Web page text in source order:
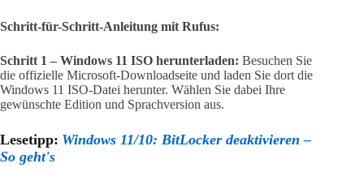
Schritt-für-Schritt-Anleitung mit Rufus:
Schritt 1 – Windows 11 ISO herunterladen: Besuchen Sie
die offizielle Microsoft-Downloadseite und laden Sie dort die
Windows 11 ISO-Datei herunter. Wählen Sie dabei Ihre
gewünschte Edition und Sprachversion aus.
Lesetipp: Windows 11/10: BitLocker deaktivieren –
So geht's